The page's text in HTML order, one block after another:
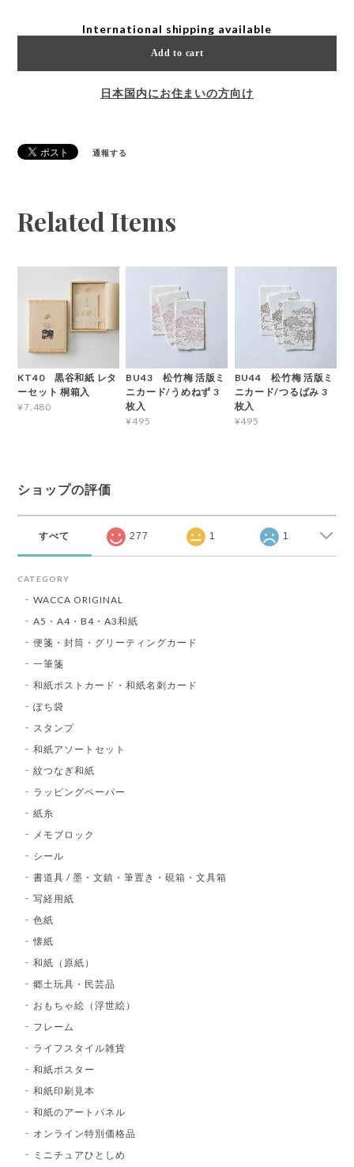
International shipping available
Add to cart
日本国内にお住まいの方向け
通報する
Related Items
KT40 黒谷和紙 レタ
ーセット 桐箱入
¥7,480
BU43 松竹梅 活版ミ
ニカード/うめねず 3
枚入
¥495
BU44 松竹梅 活版ミ
ニカード/つるばみ 3
枚入
¥495
ショップの評価
すべて 277 1 1
CATEGORY
WACCA ORIGINAL
A5・A4・B4・A3和紙
便箋・封筒・グリーティングカード
一筆箋
和紙ポストカード・和紙名刺カード
ぽち袋
スタンプ
和紙アソートセット
紋つなぎ和紙
ラッピングペーパー
紙糸
メモブロック
シール
書道具 / 墨・文鎮・筆置き・硯箱・文具箱
写経用紙
色紙
懐紙
和紙（原紙）
郷土玩具・民芸品
おもちゃ絵（浮世絵）
フレーム
ライフスタイル雑貨
和紙ポスター
和紙印刷見本
和紙のアートパネル
オンライン特別価格品
ミニチュアひとしめ